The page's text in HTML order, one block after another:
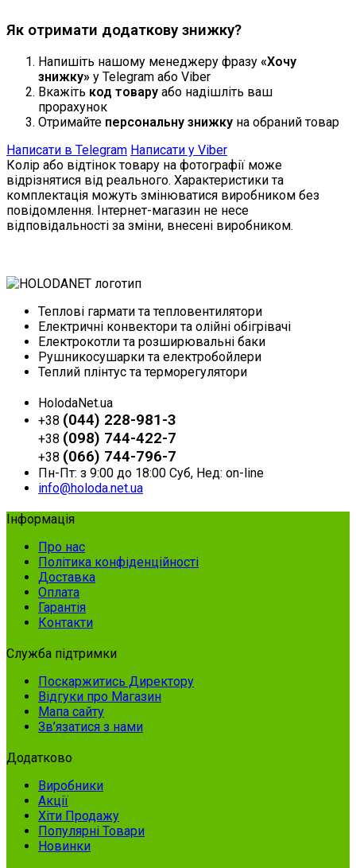
Як отримати додаткову знижку?
Напишіть нашому менеджеру фразу «Хочу
знижку» у Telegram або Viber
Вкажіть код товару або надішліть ваш
прорахунок
Отримайте персональну знижку на обраний товар
Написати в Telegram Написати у Viber
Колір або відтінок товару на фотографії може
відрізнятися від реального. Характеристики та
комплектація можуть змінюватися виробником без
повідомлення. Інтернет-магазин не несе
відповідальності за зміни, внесені виробником.
Теплові гармати та тепловентилятори
Електричні конвектори та олійні обігрівачі
Електрокотли та розширювальні баки
Рушникосушарки та електробойлери
Теплий плінтус та терморегулятори
HolodaNet.ua
+38 (044) 228-981-3
+38 (098) 744-422-7
+38 (066) 744-796-7
Пн-Пт: з 9:00 до 18:00 Суб, Нед: on-line
info@holoda.net.ua
Інформація
Про нас
Політика конфіденційності
Доставка
Оплата
Гарантія
Контакти
Служба підтримки
Поскаржитись Директору
Відгуки про Магазин
Мапа сайту
Зв’язатися з нами
Додатково
Виробники
Акції
Хіти Продажу
Популярні Товари
Новинки